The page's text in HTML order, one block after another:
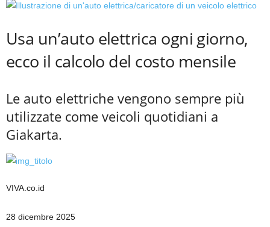
Usa un’auto elettrica ogni giorno,
ecco il calcolo del costo mensile
Le auto elettriche vengono sempre più
utilizzate come veicoli quotidiani a
Giakarta.
VIVA.co.id
28 dicembre 2025